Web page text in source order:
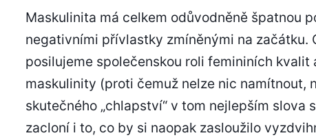
Maskulinita má celkem odůvodněně špatnou
negativními přívlastky zmíněnými na začátku.
posilujeme společenskou roli femininích
maskulinity (proti čemuž nelze nic namítnout,
skutečného „chlapství“ v tom nejlepším
zacloní i to, co by si naopak zasloužilo